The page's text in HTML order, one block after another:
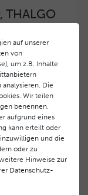
THALGO
zu
wir ein
Partner
hohe
Produkt- und
auf unserer
von
um z.B. Inhalte
Die
Wir teilen
benennen.
aufgrund eines
kann erteilt oder
und die
oder zu
Hinweise zur
Daten­schutz­